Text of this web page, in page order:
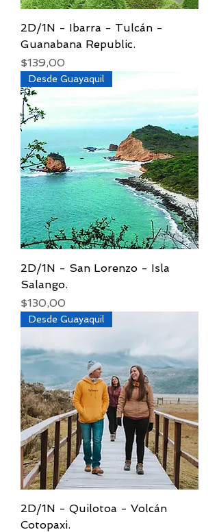
2D/1N - Ibarra - Tulcán -
Guanabana Republic.
Precio
$139,00
Desde Guayaquil
2D/1N - San Lorenzo - Isla
Salango.
Precio
$130,00
Desde Guayaquil
2D/1N - Quilotoa - Volcán
Cotopaxi.